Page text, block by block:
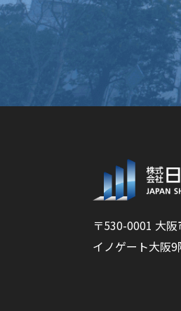
〒530-0001 大
イノゲート大阪9